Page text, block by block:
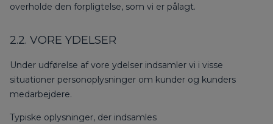
overholde den forpligtelse, som vi er pålagt.
2.2. VORE YDELSER
Under udførelse af vore ydelser indsamler vi i visse
situationer personoplysninger om kunder og kunders
medarbejdere.
Typiske oplysninger, der indsamles